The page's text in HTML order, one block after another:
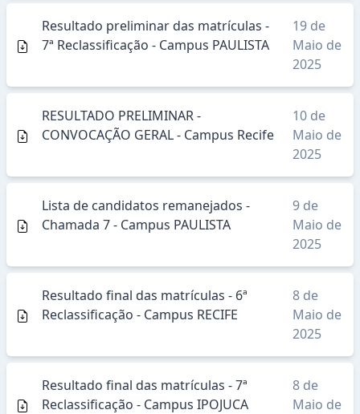
Resultado preliminar das matrículas -
7ª Reclassificação - Campus PAULISTA
19 de
Maio de
2025
RESULTADO PRELIMINAR -
CONVOCAÇÃO GERAL - Campus Recife
10 de
Maio de
2025
Lista de candidatos remanejados -
Chamada 7 - Campus PAULISTA
9 de
Maio de
2025
Resultado final das matrículas - 6ª
Reclassificação - Campus RECIFE
8 de
Maio de
2025
Resultado final das matrículas - 7ª
Reclassificação - Campus IPOJUCA
8 de
Maio de